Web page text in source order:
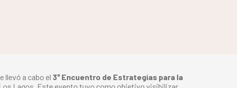
llevó a cabo el 3° Encuentro de Estrategias para la
Lagos. Este evento tuvo como objetivo visibilizar